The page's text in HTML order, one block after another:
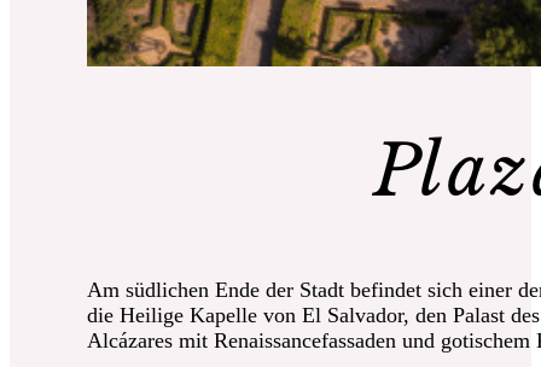
Am südlichen Ende der Stadt befindet sich einer
die Heilige Kapelle von El Salvador, den Palast
Alcázares mit Renaissancefassaden und